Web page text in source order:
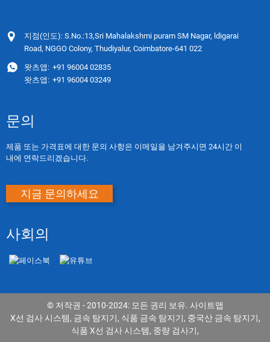
지점(인도): S.No.:13,Sri Mahalakshmi puram SM Nagar, ldigarai
Road, NGGO Colony, Thudiyalur, Coimbatore-641 022
왓츠앱: +91 96004 02835
왓츠앱: +91 96004 03249
문의
제품 또는 가격표에 대한 문의 사항은 이메일을 남겨주시면 24시간 이
내에 연락드리겠습니다.
지금 문의하세요
사회의
© 저작권 - 2010-2024: 모든 권리 보유. 사이트맵
X선 검사 시스템, 금속 탐지기, 식품 금속 탐지기, 중국산 금속 탐지기,
식품 X선 검사 시스템, 중량 검사기,